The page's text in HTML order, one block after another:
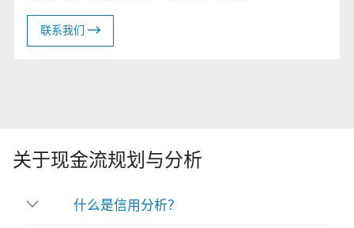
联系我们
关于现金流规划与分析
什么是信用分析？